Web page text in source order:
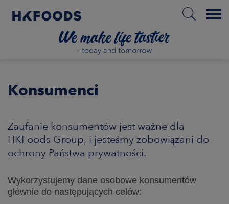
Menu
ABOUT US
RESPONSIBILITY
Konsumenci
Zaufanie konsumentów jest ważne dla
HKFoods Group, i jesteśmy zobowiązani do
ochrony Państwa prywatności.
Wykorzystujemy dane osobowe konsumentów
głównie do następujących celów: